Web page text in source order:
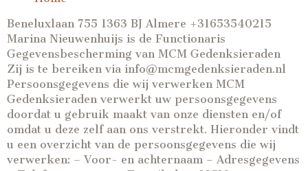
Beneluxlaan 755 1363 BJ Almere +31653540215
Marina Nieuwenhuijs is de Functionaris
Gegevensbescherming van MCM Gedenksieraden
Zij is te bereiken via info@mcmgedenksieraden.nl
Persoonsgegevens die wij verwerken MCM
Gedenksieraden verwerkt uw persoonsgegevens
doordat u gebruik maakt van onze diensten en/of
omdat u deze zelf aan ons verstrekt. Hieronder vindt
u een overzicht van de persoonsgegevens die wij
verwerken: – Voor- en achternaam – Adresgegevens